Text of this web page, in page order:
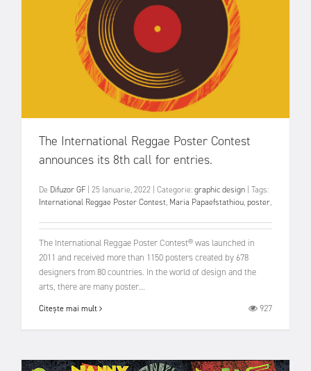
The International Reggae Poster Contest
announces its 8th call for entries.
De Difuzor GF | 25 Ianuarie, 2022 | Categorie:graphic design | Tags:
International Reggae Poster Contest, Maria Papaefstathiou,poster,
The International Reggae Poster Contest® was launched in
2011 and received more than 1150 posters created by 678
designers from 80 countries. In the world of design and the
arts, there are many poster...
Citește mai mult 927